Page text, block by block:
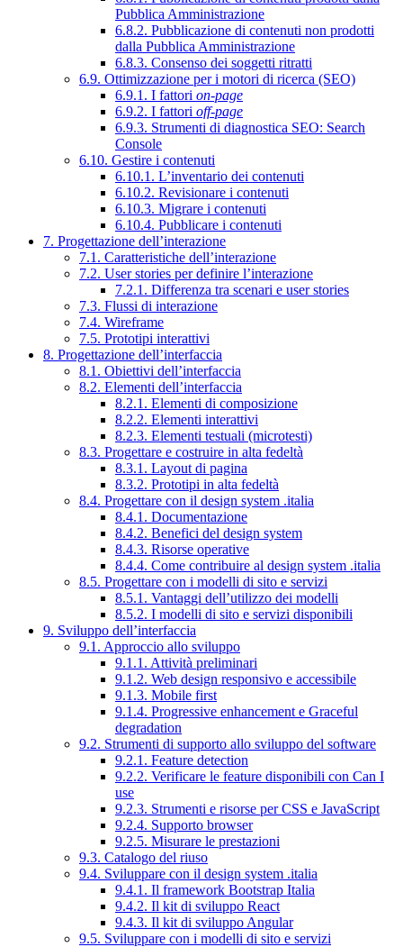
Pubblica Amministrazione
6.8.2. Pubblicazione di contenuti non prodotti
dalla Pubblica Amministrazione
6.8.3. Consenso dei soggetti ritratti
6.9. Ottimizzazione per i motori di ricerca (SEO)
6.9.1. I fattori on-page
6.9.2. I fattori off-page
6.9.3. Strumenti di diagnostica SEO: Search
Console
6.10. Gestire i contenuti
6.10.1. L’inventario dei contenuti
6.10.2. Revisionare i contenuti
6.10.3. Migrare i contenuti
6.10.4. Pubblicare i contenuti
7. Progettazione dell’interazione
7.1. Caratteristiche dell’interazione
7.2. User stories per definire l’interazione
7.2.1. Differenza tra scenari e user stories
7.3. Flussi di interazione
7.4. Wireframe
7.5. Prototipi interattivi
8. Progettazione dell’interfaccia
8.1. Obiettivi dell’interfaccia
8.2. Elementi dell’interfaccia
8.2.1. Elementi di composizione
8.2.2. Elementi interattivi
8.2.3. Elementi testuali (microtesti)
8.3. Progettare e costruire in alta fedeltà
8.3.1. Layout di pagina
8.3.2. Prototipi in alta fedeltà
8.4. Progettare con il design system .italia
8.4.1. Documentazione
8.4.2. Benefici del design system
8.4.3. Risorse operative
8.4.4. Come contribuire al design system .italia
8.5. Progettare con i modelli di sito e servizi
8.5.1. Vantaggi dell’utilizzo dei modelli
8.5.2. I modelli di sito e servizi disponibili
9. Sviluppo dell’interfaccia
9.1. Approccio allo sviluppo
9.1.1. Attività preliminari
9.1.2. Web design responsivo e accessibile
9.1.3. Mobile first
9.1.4. Progressive enhancement e Graceful
degradation
9.2. Strumenti di supporto allo sviluppo del software
9.2.1. Feature detection
9.2.2. Verificare le feature disponibili con Can I
use
9.2.3. Strumenti e risorse per CSS e JavaScript
9.2.4. Supporto browser
9.2.5. Misurare le prestazioni
9.3. Catalogo del riuso
9.4. Sviluppare con il design system .italia
9.4.1. Il framework Bootstrap Italia
9.4.2. Il kit di sviluppo React
9.4.3. Il kit di sviluppo Angular
9.5. Sviluppare con i modelli di sito e servizi